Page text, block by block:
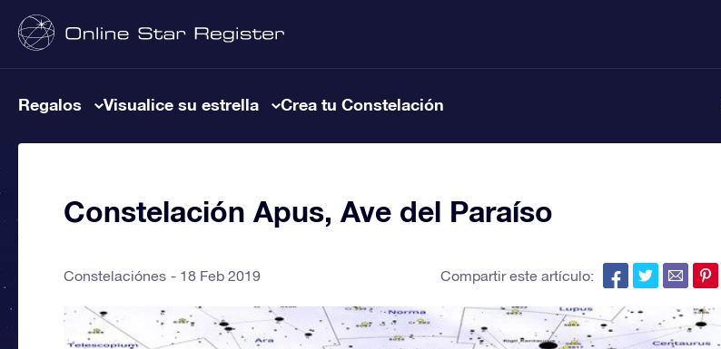
Regalos Visualice su estrella Crea tu Constelación
Constelación Apus, Ave del Paraíso
Constelaciónes 18 Feb 2019 Compartir este artículo: